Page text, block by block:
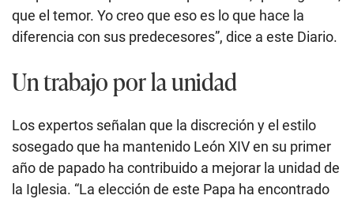
que el temor. Yo creo que eso es lo que hace la
diferencia con sus predecesores”, dice a este Diario.
Un trabajo por la unidad
Los expertos señalan que la discreción y el estilo
sosegado que ha mantenido León XIV en su primer
año de papado ha contribuido a mejorar la unidad de
la Iglesia. “La elección de este Papa ha encontrado